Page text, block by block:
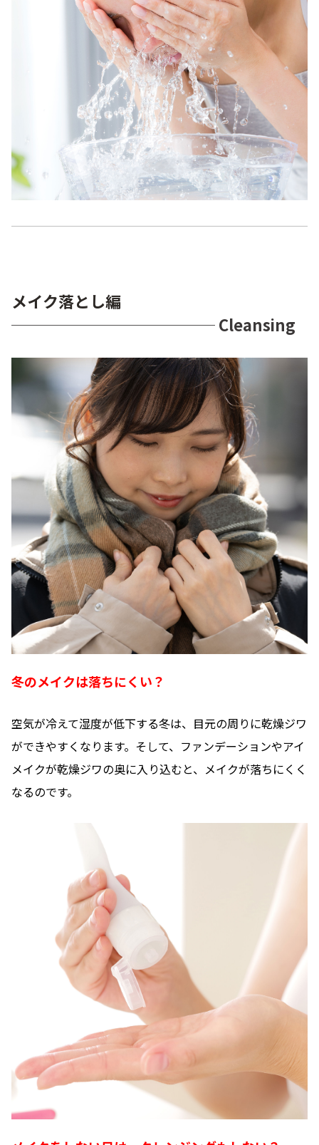
メイク落とし編
───────────── Cleansing
冬のメイクは落ちにくい？
空気が冷えて湿度が低下する冬は、目元の周りに乾燥ジワ
ができやすくなります。そして、ファンデーションやアイ
メイクが乾燥ジワの奥に入り込むと、メイクが落ちにくく
なるのです。